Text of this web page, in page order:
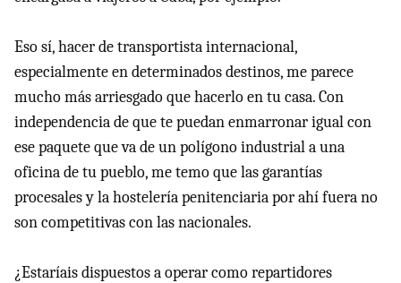
Eso sí, hacer de transportista internacional,
especialmente en determinados destinos, me parece
mucho más arriesgado que hacerlo en tu casa. Con
independencia de que te puedan enmarronar igual con
ese paquete que va de un polígono industrial a una
oficina de tu pueblo, me temo que las garantías
procesales y la hostelería penitenciaria por ahí fuera no
son competitivas con las nacionales.
¿Estaríais dispuestos a operar como repartidores